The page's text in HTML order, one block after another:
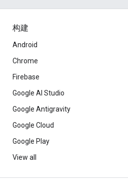
构建
Android
Chrome
Firebase
Google AI Studio
Google Antigravity
Google Cloud
Google Play
View all